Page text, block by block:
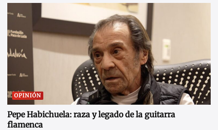
OPINIÓN
Pepe Habichuela: raza y legado de la guitarra
flamenca